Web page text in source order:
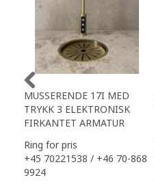
MUSSERENDE 17I MED
TRYKK 3 ELEKTRONISK
FIRKANTET ARMATUR
Ring for pris
+45 70221538 / +46 70-868
9924